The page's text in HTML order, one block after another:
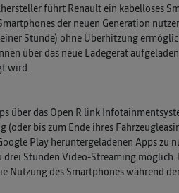
führt Renault ein kabelloses
der neuen Generation
Stunde) ohne Überhitzung
über das neue Ladegerät
wird.
über das Open R link
(oder bis zum Ende ihres
Play heruntergeladenen Apps
Stunden Video-Streaming
Nutzung des Smartphones während